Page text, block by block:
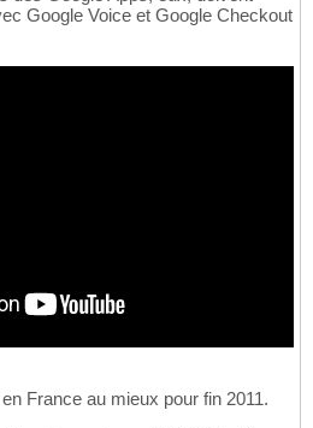
Google Voice et Google Checkout
France au mieux pour fin 2011.